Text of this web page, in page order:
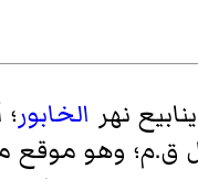
نهر الخابور
ق.م؛ وهو موقع